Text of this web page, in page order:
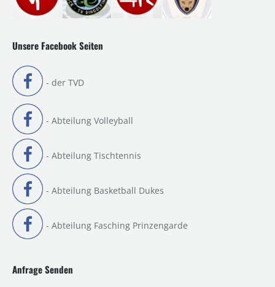
Unsere Facebook Seiten
- der TVD
- Abteilung Volleyball
- Abteilung Tischtennis
- Abteilung Basketball Dukes
- Abteilung Fasching Prinzengarde
Anfrage Senden